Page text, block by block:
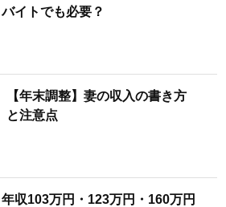
バイトでも必要？
【年末調整】妻の収入の書き方
と注意点
年収103万円・123万円・160万円